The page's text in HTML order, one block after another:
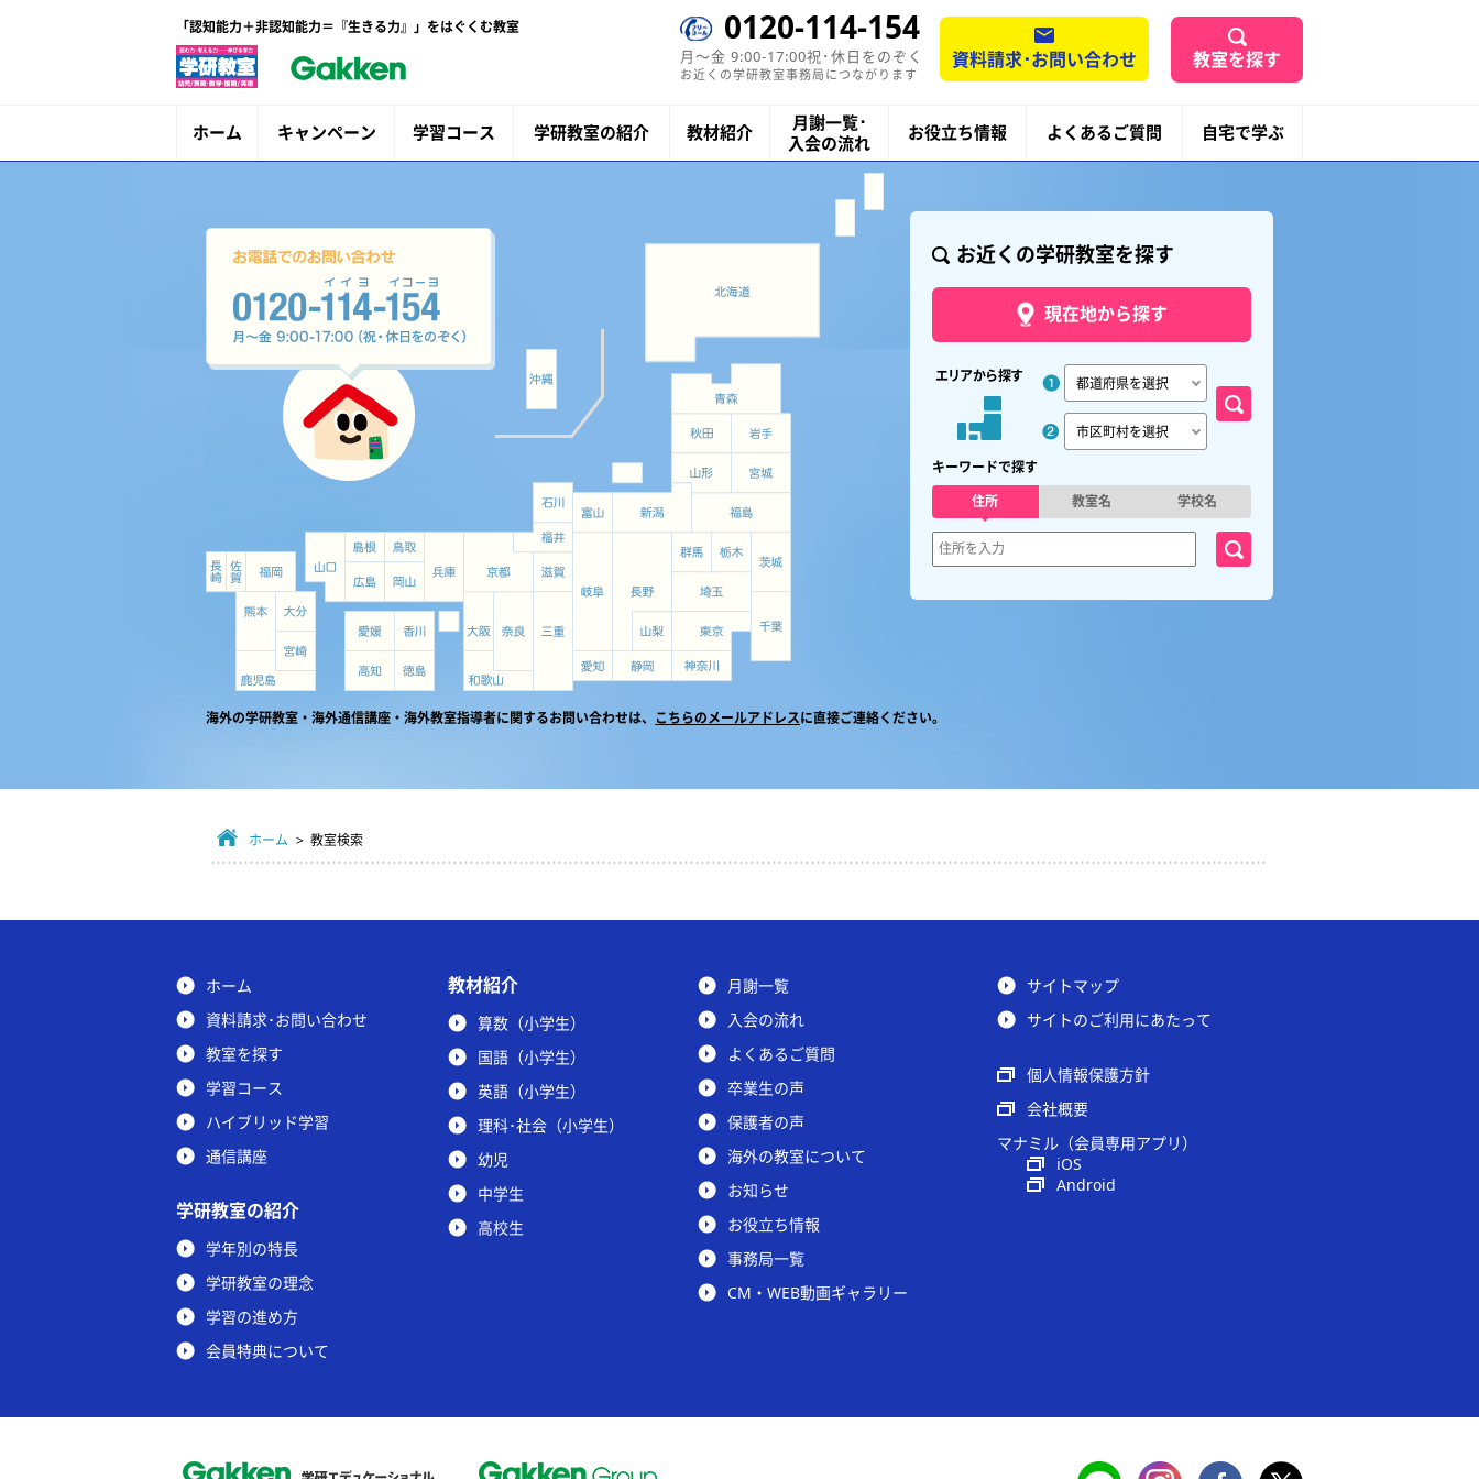
「認知能力＋非認知能力＝『生きる力』」をはぐくむ教室 0120-114-154
月〜金 9:00-17:00祝･休日をのぞく
お近くの学研教室事務局につながります
資料請求･お問い合わせ 教室を探す
ホーム キャンペーン 学習コース 学研教室の紹介 教材紹介
月謝一覧･
入会の流れ
お役立ち情報 よくあるご質問 自宅で学ぶ
お近くの学研教室を探す
現在地から探す
エリアから探す
キーワードで探す
住所
教室名 学校名
海外の学研教室・海外通信講座・海外教室指導者に関するお問い合わせは、 こちらのメールアドレスに直接ご連絡ください。
ホーム > 教室検索
ホーム
資料請求･お問い合わせ
教室を探す
学習コース
ハイブリッド学習
通信講座
学研教室の紹介
学年別の特長
学研教室の理念
学習の進め方
会員特典について
教材紹介
算数（小学生）
国語（小学生）
英語（小学生）
理科･社会（小学生）
幼児
中学生
高校生
月謝一覧
入会の流れ
よくあるご質問
卒業生の声
保護者の声
海外の教室について
お知らせ
お役立ち情報
事務局一覧
CM・WEB動画ギャラリー
サイトマップ
サイトのご利用にあたって
個人情報保護方針
会社概要
マナミル（会員専用アプリ）
iOS
Android